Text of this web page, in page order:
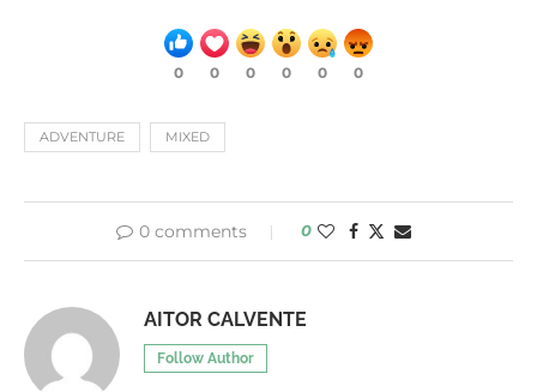
0 0 0 0 0 0
ADVENTURE MIXED
0 comments 0
AITOR CALVENTE
Follow Author